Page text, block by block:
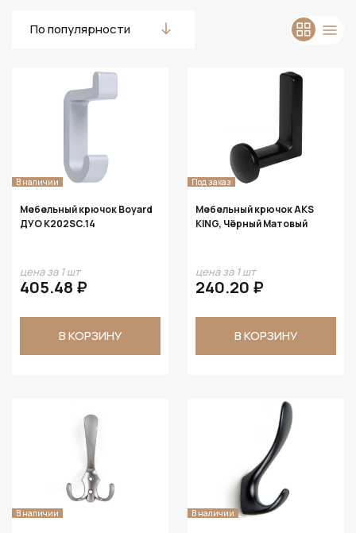
По популярности
В наличии
Мебельный крючок Boyard
ДУО K202SC.14
цена за 1 шт
405.48 ₽
В КОРЗИНУ
Под заказ
Мебельный крючок AKS
KING, Чёрный Матовый
цена за 1 шт
240.20 ₽
В КОРЗИНУ
В наличии В наличии